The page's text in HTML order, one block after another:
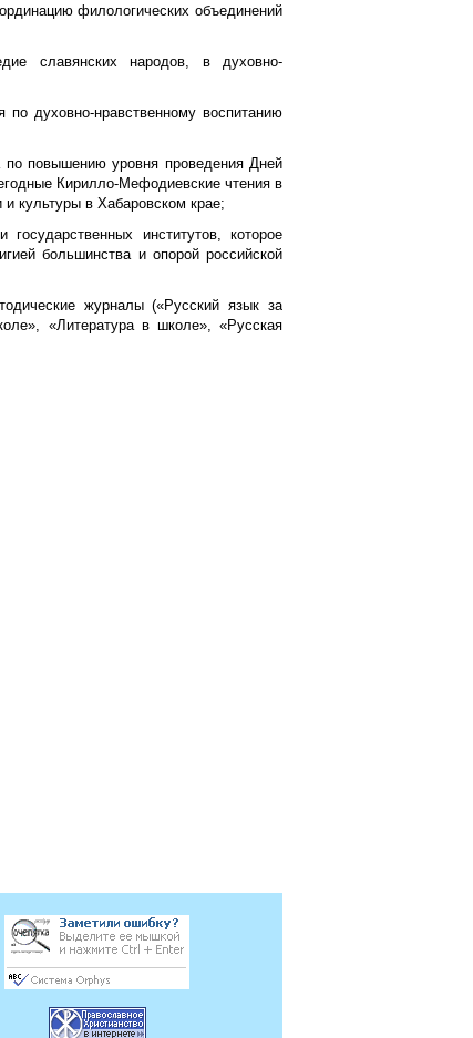
филологических объединений
славянских народов, в духовно-
по духовно-нравственному воспитанию
повышению уровня проведения Дней
Кирилло-Мефодиевские чтения в
культуры в Хабаровском крае;
институтов, которое
большинства и опорой российской
журналы («Русский язык за
«Литература в школе», «Русская